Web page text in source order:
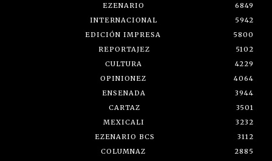
EZENARIO
6849
INTERNACIONAL
5942
EDICIÓN IMPRESA
5800
REPORTAJEZ
5102
CULTURA
4229
OPINIONEZ
4064
ENSENADA
3944
CARTAZ
3501
MEXICALI
3232
EZENARIO BCS
3112
COLUMNAZ
2885